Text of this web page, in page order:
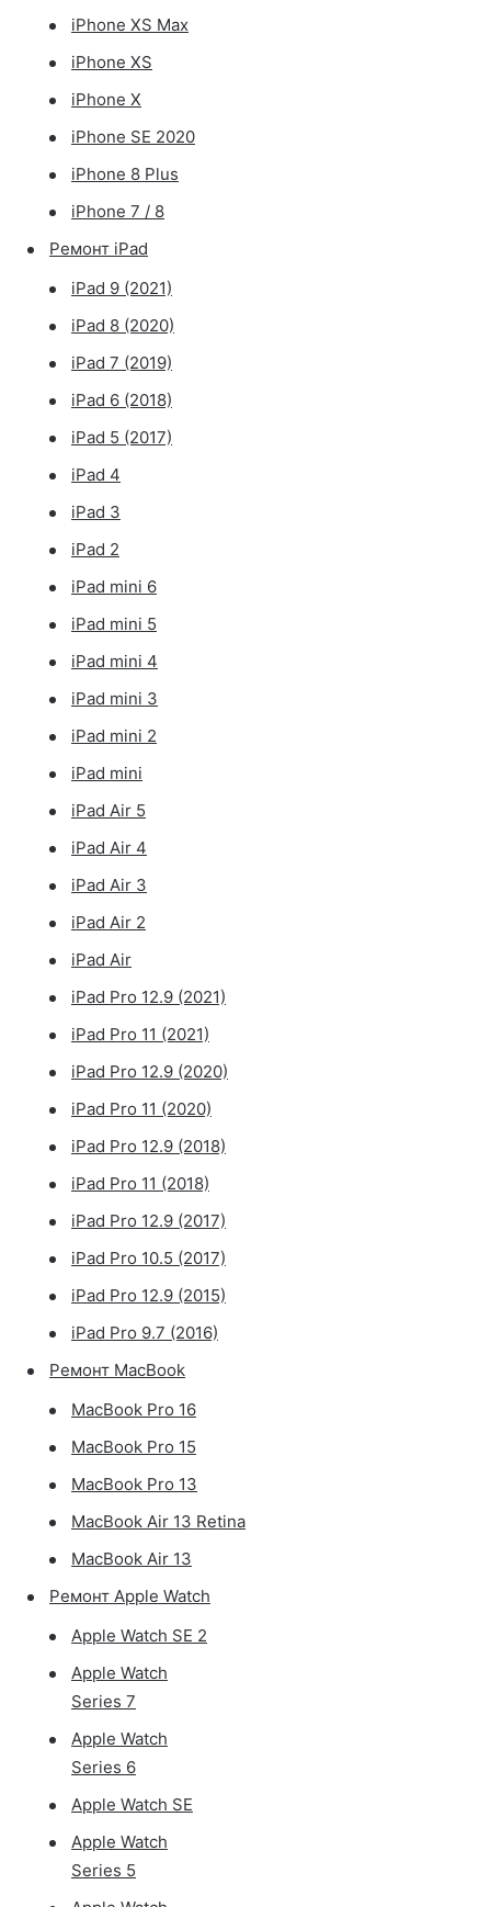
iPhone XS Max
iPhone XS
iPhone X
iPhone SE 2020
iPhone 8 Plus
iPhone 7 / 8
Ремонт iPad
iPad 9 (2021)
iPad 8 (2020)
iPad 7 (2019)
iPad 6 (2018)
iPad 5 (2017)
iPad 4
iPad 3
iPad 2
iPad mini 6
iPad mini 5
iPad mini 4
iPad mini 3
iPad mini 2
iPad mini
iPad Air 5
iPad Air 4
iPad Air 3
iPad Air 2
iPad Air
iPad Pro 12.9 (2021)
iPad Pro 11 (2021)
iPad Pro 12.9 (2020)
iPad Pro 11 (2020)
iPad Pro 12.9 (2018)
iPad Pro 11 (2018)
iPad Pro 12.9 (2017)
iPad Pro 10.5 (2017)
iPad Pro 12.9 (2015)
iPad Pro 9.7 (2016)
Ремонт MacBook
MacBook Pro 16
MacBook Pro 15
MacBook Pro 13
MacBook Air 13 Retina
MacBook Air 13
Ремонт Apple Watch
Apple Watch SE 2
Apple Watch
Series 7
Apple Watch
Series 6
Apple Watch SE
Apple Watch
Series 5